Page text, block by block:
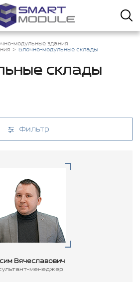
модульные здания
Блочно-модульные склады
склады
Фильтр
Вячеславович
менеджер